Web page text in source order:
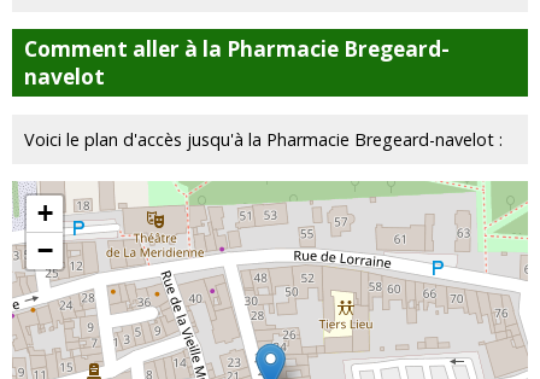
Comment aller à la Pharmacie Bregeard-
navelot
Voici le plan d'accès jusqu'à la Pharmacie Bregeard-navelot :
+
−